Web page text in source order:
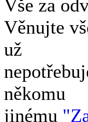
Vše za
Věnujte
už
někomu
jinému